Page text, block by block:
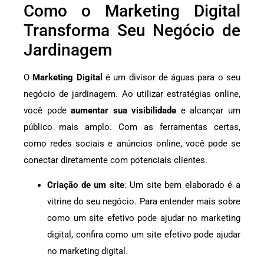
Como o Marketing Digital
Transforma Seu Negócio de
Jardinagem
O Marketing Digital é um divisor de águas para o seu
negócio de jardinagem. Ao utilizar estratégias online,
você podeaumentar sua visibilidade e alcançar um
público mais amplo. Com as ferramentas certas,
como redes sociais e anúncios online, você pode se
conectar diretamente com potenciais clientes.
Criação de um site: Um site bem elaborado é a
vitrine do seu negócio. Para entender mais sobre
como um site efetivo pode ajudar no marketing
digital, confira como um site efetivo pode ajudar
no marketing digital.